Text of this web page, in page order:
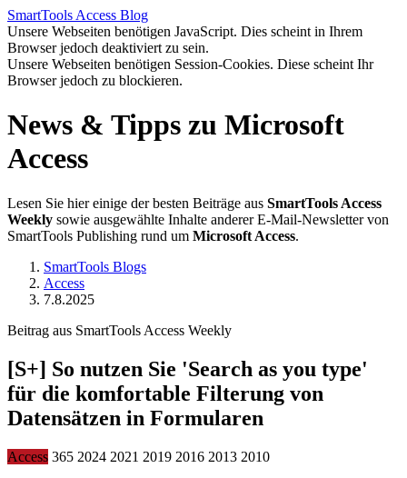
SmartTools Access Blog
Unsere Webseiten benötigen JavaScript. Dies scheint in Ihrem
Browser jedoch deaktiviert zu sein.
Unsere Webseiten benötigen Session-Cookies. Diese scheint Ihr
Browser jedoch zu blockieren.
News & Tipps zu Microsoft
Access
Lesen Sie hier einige der besten Beiträge aus SmartTools Access
Weekly sowie ausgewählte Inhalte anderer E-Mail-Newsletter von
SmartTools Publishing rund um Microsoft Access.
SmartTools Blogs
Access
7.8.2025
Beitrag aus SmartTools Access Weekly
[S+] So nutzen Sie 'Search as you type'
für die komfortable Filterung von
Datensätzen in Formularen
Access 365 2024 2021 2019 2016 2013 2010